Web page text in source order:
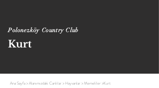
Polonezköy Country Club
Kurt
Ana Sayfa>Alanımızdaki Canlılar > Hayvanlar >Memeliler >Kurt